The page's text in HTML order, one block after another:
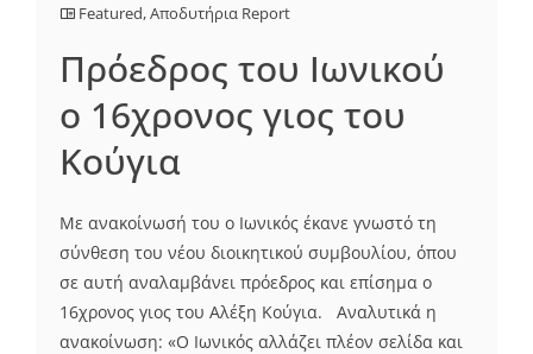
Featured,Αποδυτήρια Report
Πρόεδρος του Ιωνικού
ο 16χρονος γιος του
Κούγια
Με ανακοίνωσή του ο Ιωνικός έκανε γνωστό τη
σύνθεση του νέου διοικητικού συμβουλίου, όπου
σε αυτή αναλαμβάνει πρόεδρος και επίσημα ο
16χρονος γιος του Αλέξη Κούγια. Αναλυτικά η
ανακοίνωση: «Ο Ιωνικός αλλάζει πλέον σελίδα και